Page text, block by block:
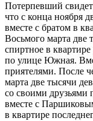
Потерпевший
что с конца ноября
вместе с братом в
Восьмого марта две
спиртное в
по улице Южная.
приятелями. После
марта две тысячи
со своими друзьями
вместе с
в квартире